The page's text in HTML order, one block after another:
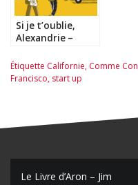
Si je t’oublie,
Alexandrie –
Étiquette Californie, Comme
Francisco, start up
Le Livre d’Aron – Jim